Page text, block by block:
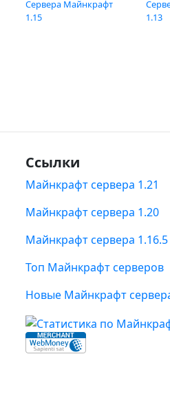
Сервера Майнкрафт
1.15
1.13
Ссылки
Майнкрафт сервера 1.21
Майнкрафт сервера 1.20
Майнкрафт сервера 1.16.5
Топ Майнкрафт серверов
Новые Майнкрафт